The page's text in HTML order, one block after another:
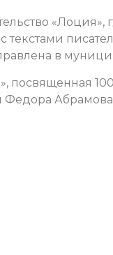
«Лоция»,
в
посвященная
Федора